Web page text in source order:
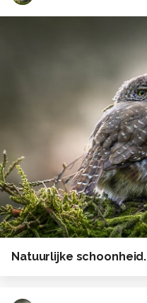
Natuurlijke schoonheid.